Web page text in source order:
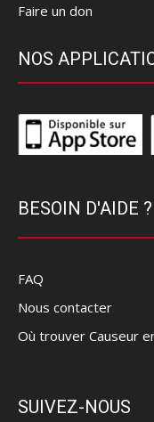
Faire un don
NOS
BESOIN D'AIDE ?
FAQ
Nous contacter
Où trouver Causeur
SUIVEZ-NOUS